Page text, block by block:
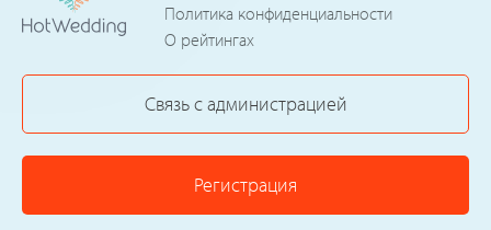
Политика конфиденциальности
О рейтингах
Связь с администрацией
Регистрация